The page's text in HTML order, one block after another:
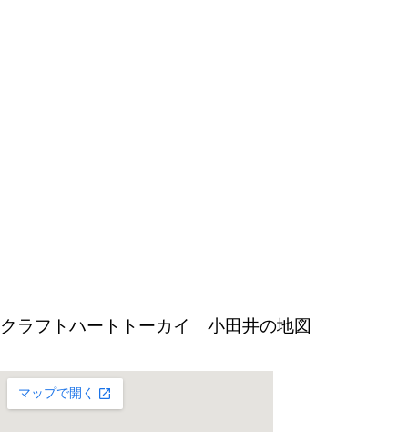
クラフトハートトーカイ 小田井の地図